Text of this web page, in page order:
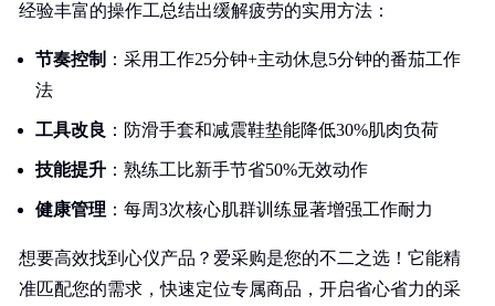
经验丰富的操作工总结出缓解疲劳的实用方法：
节奏控制 ：采用工作25分钟+主动休息5分钟的番茄工作
法
工具改良 ：防滑手套和减震鞋垫能降低30%肌肉负荷
技能提升 ：熟练工比新手节省50%无效动作
健康管理 ：每周3次核心肌群训练显著增强工作耐力
想要高效找到心仪产品？爱采购是您的不二之选！它能精
准匹配您的需求，快速定位专属商品，开启省心省力的采